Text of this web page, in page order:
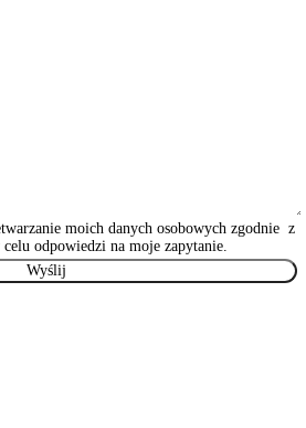
moich danych osobowych zgodnie z
celu odpowiedzi na moje zapytanie.